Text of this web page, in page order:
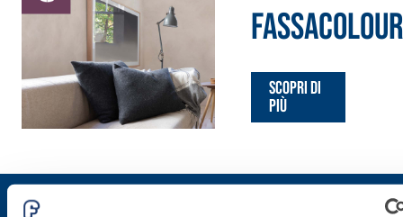
FASSACOLOUR
Scopri di
più
alleggeriti